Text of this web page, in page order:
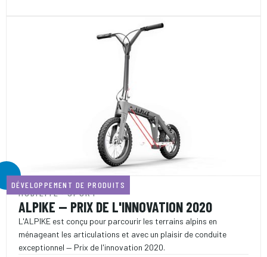
DÉVELOPPEMENT DE PRODUITS
MOBILITÉ · SPORT
ALPIKE — PRIX DE L'INNOVATION 2020
L'ALPIKE est conçu pour parcourir les terrains alpins en
ménageant les articulations et avec un plaisir de conduite
exceptionnel — Prix de l'innovation 2020.